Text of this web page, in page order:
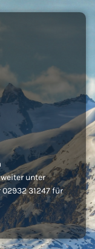
unter
31247 für